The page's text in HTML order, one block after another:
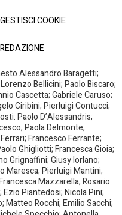
GESTISCI COOKIE
REDAZIONE
Alessandro Baragetti;
Bellicini; Paolo Biscaro;
Cascetta; Gabriele Caruso;
Ciribini; Pierluigi Contucci;
Paolo D’Alessandris;
Paola Delmonte;
Francesco Ferrante;
Ghigliotti; Francesca Gioia;
Grignaffini; Giusy Iorlano;
Maresca; Pierluigi Mantini;
Mazzarella; Rosario
Piantedosi; Nicola Pini;
Matteo Rocchi; Emilio Sacchi;